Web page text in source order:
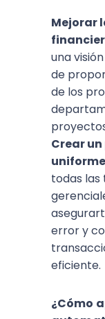
Mejorar
una
de
de los
Crear
uniforme
todas las
error y
eficiente.
¿Cómo